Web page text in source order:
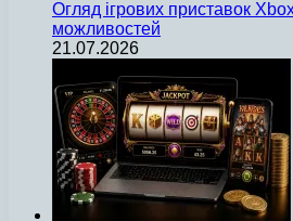
Огляд ігрових приставок
можливостей
21.07.2026